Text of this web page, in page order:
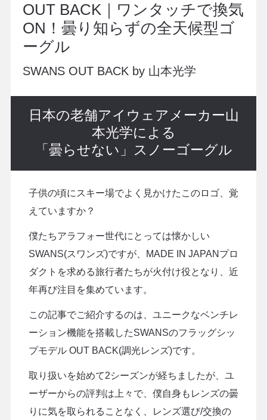
OUT BACK｜ワンタッチで換気
ON！曇り知らずの全天候型ゴ
ーグル
SWANS OUT BACK by 山本光学
日本の老舗アイウェアメーカー山
本光学による
「曇らせない」スノーゴーグル
子供の頃にスキー場でよく見かけたこのロゴ、覚
えていますか？
僕たちアラフォー世代にとっては懐かしい
SWANS(スワンズ)ですが、MADE IN JAPANプロ
ダクトを求める旅行者たちが火付け役となり、近
年再び注目を集めています。
この記事でご紹介するのは、ユニークなベンチレ
ーション機能を搭載したSWANSのフラッグシッ
プモデル OUT BACK(調光レンズ)です。
取り扱いを始めて2シーズンが経ちましたが、ユ
ーザーからの評判は上々で、僕自身もレンズの曇
りに気を取られることなく、レンズ選び/交換の